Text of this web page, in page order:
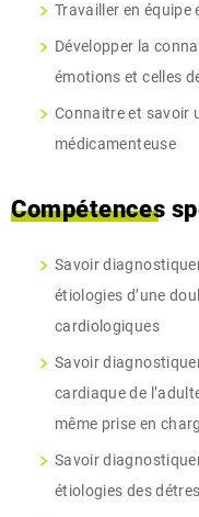
Travailler en équipe
Développer la
émotions et celles
Connaitre et savoir
médicamenteuse
Compétences
Savoir
étiologies d’une
cardiologiques
Savoir
cardiaque de
même prise en
Savoir
étiologies des